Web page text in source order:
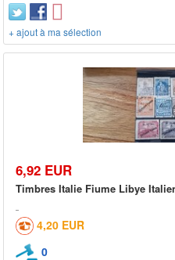
+ ajout à ma sélection
6,92 EUR
Timbres Italie Fiume Libye
4,20 EUR
0